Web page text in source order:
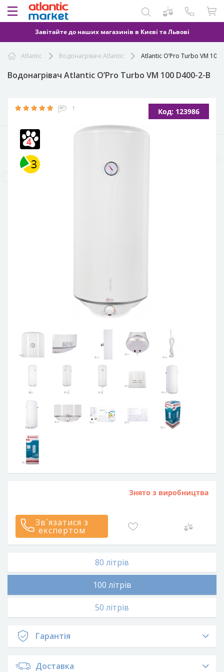
Завітайте до наших магазинів в Києві та Львові
Atlantic Водонагрівачі Atlantic Atlantic O’Pro Turbo VM 100
Водонагрівач Atlantic O’Pro Turbo VM 100 D400-2-B
1 Код: 123986
Знято з виробництва
Зв`язатися з
експертом
80 літрів
100 літрів
50 літрів
Гарантія
Доставка